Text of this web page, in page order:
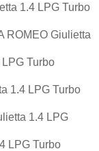
1.4 LPG Turbo
ROMEO Giulietta
Turbo
1.4 LPG Turbo
1.4 LPG
LPG Turbo